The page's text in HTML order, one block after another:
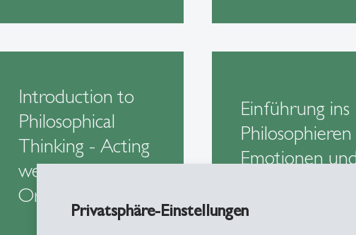
Privatsphäre-Einstellungen
Introduction to
Philosophical
Thinking - Acting
well in
Organisations
Einführung ins
Emotionen und